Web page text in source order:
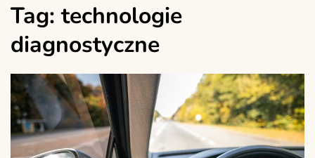
Tag:technologie
diagnostyczne